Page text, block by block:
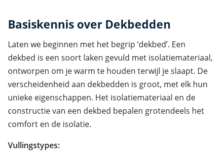
Basiskennis over Dekbedden
Laten we beginnen met het begrip ‘dekbed’. Een
dekbed is een soort laken gevuld met isolatiemateriaal,
ontworpen om je warm te houden terwijl je slaapt. De
verscheidenheid aan dekbedden is groot, met elk hun
unieke eigenschappen. Het isolatiemateriaal en de
constructie van een dekbed bepalen grotendeels het
comfort en de isolatie.
Vullingstypes: